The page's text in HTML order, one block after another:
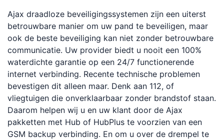
Ajax draadloze beveiligingssystemen zijn een uiterst
betrouwbare manier om uw pand te beveiligen, maar
ook de beste beveiliging kan niet zonder betrouwbare
communicatie. Uw provider biedt u nooit een 100%
waterdichte garantie op een 24/7 functionerende
internet verbinding. Recente technische problemen
bevestigen dit alleen maar. Denk aan 112, of
vliegtuigen die onverklaarbaar zonder brandstof staan.
Daarom helpen wij u en uw klant door de Ajax
pakketten met Hub of HubPlus te voorzien van een
GSM backup verbinding. En om u over de drempel te